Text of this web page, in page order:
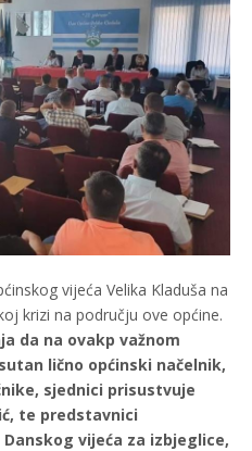
vijeća Velika Kladuša na
krizi na području ove općine.
da na ovakp važnom
lično općinski načelnik,
sjednici prisustvuje
te predstavnici
vijeća za izbjeglice,